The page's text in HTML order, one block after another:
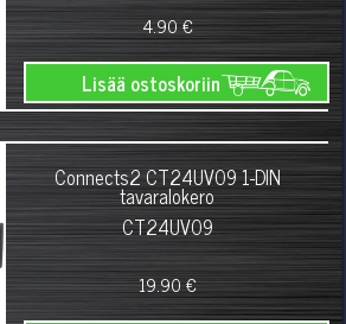
4.90 €
Lisää ostoskoriin
Connects2 CT24UV09 1-DIN
tavaralokero
CT24UV09
19.90 €